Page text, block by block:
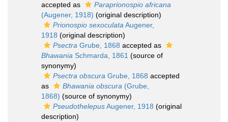
accepted as
Paraprionospio africana
(Augener, 1918) (original description)
Prionospio sexoculata Augener,
1918 (original description)
Psectra Grube, 1868 accepted as
Bhawania Schmarda, 1861 (source of
synonymy)
Psectra obscura Grube, 1868 accepted
as
Bhawania obscura (Grube,
1868) (source of synonymy)
PseudothelepusAugener, 1918 (original
description)